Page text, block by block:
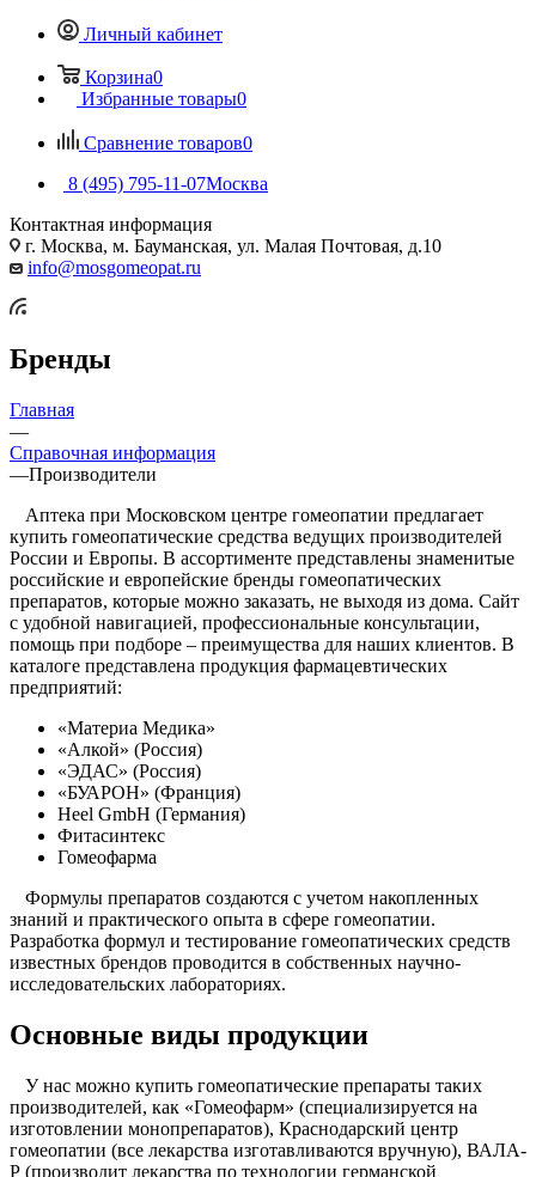
Личный кабинет
Корзина0
Избранные товары0
Сравнение товаров0
8 (495) 795-11-07Москва
Контактная информация
г. Москва, м. Бауманская, ул. Малая Почтовая, д.10
info@mosgomeopat.ru
Бренды
Главная
—
Справочная информация
—Производители
Аптека при Московском центре гомеопатии предлагает
купить гомеопатические средства ведущих производителей
России и Европы. В ассортименте представлены знаменитые
российские и европейские бренды гомеопатических
препаратов, которые можно заказать, не выходя из дома. Сайт
с удобной навигацией, профессиональные консультации,
помощь при подборе – преимущества для наших клиентов. В
каталоге представлена продукция фармацевтических
предприятий:
«Материа Медика»
«Алкой» (Россия)
«ЭДАС» (Россия)
«БУАРОН» (Франция)
Heel GmbH (Германия)
Фитасинтекс
Гомеофарма
Формулы препаратов создаются с учетом накопленных
знаний и практического опыта в сфере гомеопатии.
Разработка формул и тестирование гомеопатических средств
известных брендов проводится в собственных научно-
исследовательских лабораториях.
Основные виды продукции
У нас можно купить гомеопатические препараты таких
производителей, как «Гомеофарм» (специализируется на
изготовлении монопрепаратов), Краснодарский центр
гомеопатии (все лекарства изготавливаются вручную), ВАЛА-
Р (производит лекарства по технологии германской